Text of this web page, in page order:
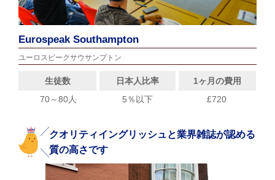
Eurospeak Southampton
ユーロスピークサウサンプトン
生徒数 日本人比率
1ヶ月の費用
70～80人
5％以下 £720
クオリティイングリッシュと業界雑誌が認める
質の高さです